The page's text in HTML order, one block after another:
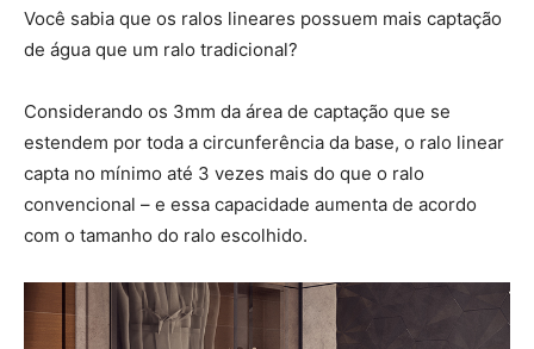
Você sabia que os ralos lineares possuem mais captação
de água que um ralo tradicional?
Considerando os 3mm da área de captação que se
estendem por toda a circunferência da base, o ralo linear
capta no mínimo até 3 vezes mais do que o ralo
convencional – e essa capacidade aumenta de acordo
com o tamanho do ralo escolhido.